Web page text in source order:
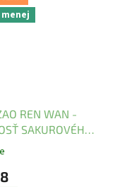
menej
REN WAN -
SAKUROVÉHO